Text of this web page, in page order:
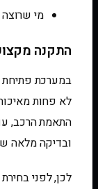
מי
התקנה
במערכת
לא פחות
התאמת הרכב,
ובדיקה מלאה
לכן, לפני